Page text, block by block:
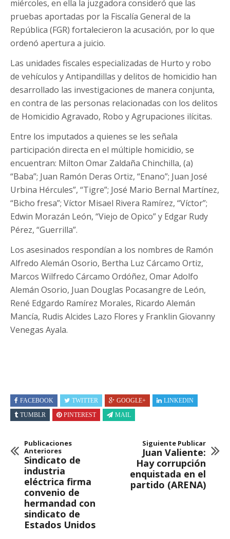
miércoles, en ella la juzgadora consideró que las
pruebas aportadas por la Fiscalía General de la
República (FGR) fortalecieron la acusación, por lo que
ordenó apertura a juicio.
Las unidades fiscales especializadas de Hurto y robo
de vehículos y Antipandillas y delitos de homicidio han
desarrollado las investigaciones de manera conjunta,
en contra de las personas relacionadas con los delitos
de Homicidio Agravado, Robo y Agrupaciones ilícitas.
Entre los imputados a quienes se les señala
participación directa en el múltiple homicidio, se
encuentran: Milton Omar Zaldaña Chinchilla, (a)
“Baba”; Juan Ramón Deras Ortiz, “Enano”; Juan José
Urbina Hércules”, “Tigre”; José Mario Bernal Martínez,
“Bicho fresa”; Víctor Misael Rivera Ramírez, “Víctor”;
Edwin Morazán León, “Viejo de Opico” y Edgar Rudy
Pérez, “Guerrilla”.
Los asesinados respondían a los nombres de Ramón
Alfredo Alemán Osorio, Bertha Luz Cárcamo Ortiz,
Marcos Wilfredo Cárcamo Ordóñez, Omar Adolfo
Alemán Osorio, Juan Douglas Pocasangre de León,
René Edgardo Ramírez Morales, Ricardo Alemán
Mancía, Rudis Alcides Lazo Flores y Franklin Giovanny
Venegas Ayala.
FACEBOOK TWITTER GOOGLE+
LINKEDIN
TUMBLR
PINTEREST MAIL
Publicaciones
Anteriores
Sindicato de
industria
eléctrica firma
convenio de
hermandad con
sindicato de
Estados Unidos
Siguiente Publicar
Juan Valiente:
Hay corrupción
enquistada en el
partido (ARENA)